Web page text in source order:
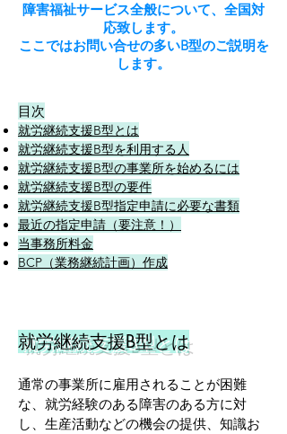
障害福祉サービス全般について、全国対
応致します。
ここではお問い合せの多いB型のご説明を
します。
目次
就労継続支援B型とは
就労継続支援B型を利用する人
就労継続支援B型の事業所を始めるには
就労継続支援B型の要件
就労継続支援B型指定申請に必要な書類
最近の指定申請（要注意！）
当事務所料金
BCP（業務継続計画）作成
就労継続支援B型とは
通常の事業所に雇用されることが困難
な、就労経験のある障害のある方に対
し、生産活動などの機会の提供、知識お